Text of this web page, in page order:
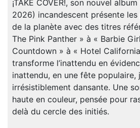
¡TAKE COVER!, son nouvel
2026) incandescent présente
de la planète avec des titres
The Pink Panther » à « Barbie
Countdown » à « Hotel
transforme l’inattendu en
inattendu, en une fête populaire,
irrésistiblement dansante. Une
haute en couleur, pensée pour
delà du cercle des initiés.